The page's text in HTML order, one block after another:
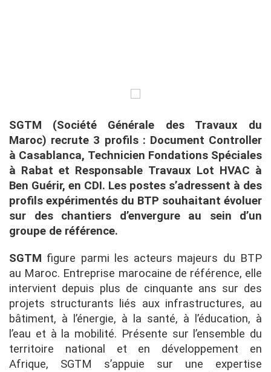
SGTM (Société Générale des Travaux du
Maroc) recrute 3 profils : Document Controller
à Casablanca, Technicien Fondations Spéciales
à Rabat et Responsable Travaux Lot HVAC à
Ben Guérir, en CDI. Les postes s’adressent à des
profils expérimentés du BTP souhaitant évoluer
sur des chantiers d’envergure au sein d’un
groupe de référence.
SGTM figure parmi les acteurs majeurs du BTP
au Maroc. Entreprise marocaine de référence, elle
intervient depuis plus de cinquante ans sur des
projets structurants liés aux infrastructures, au
bâtiment, à l’énergie, à la santé, à l’éducation, à
l’eau et à la mobilité. Présente sur l’ensemble du
territoire national et en développement en
Afrique, SGTM s’appuie sur une expertise